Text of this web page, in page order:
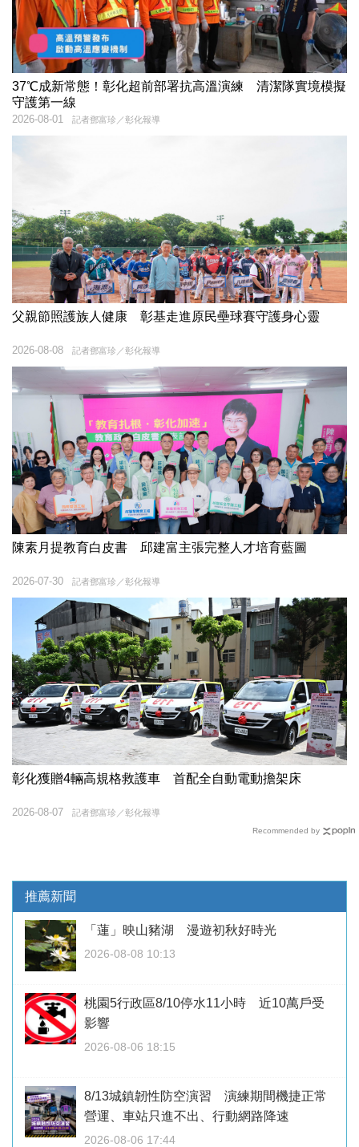
37℃成新常態！彰化超前部署抗高溫演練 清潔隊實境模擬
守護第一線
記者鄧富珍／彰化報導
2026-08-01
父親節照護族人健康 彰基走進原民壘球賽守護身心靈
記者鄧富珍／彰化報導
2026-08-08
陳素月提教育白皮書 邱建富主張完整人才培育藍圖
記者鄧富珍／彰化報導
2026-07-30
彰化獲贈4輛高規格救護車 首配全自動電動擔架床
記者鄧富珍／彰化報導
2026-08-07
Recommended by
推薦新聞
「蓮」映山豬湖 漫遊初秋好時光
2026-08-08 10:13
桃園5行政區8/10停水11小時 近10萬戶受
影響
2026-08-06 18:15
8/13城鎮韌性防空演習 演練期間機捷正常
營運、車站只進不出、行動網路降速
2026-08-06 17:44